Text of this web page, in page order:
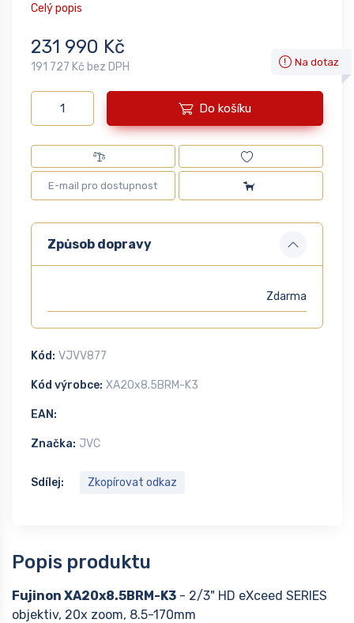
Celý popis
231 990 Kč
191 727 Kč bez DPH Na dotaz
Do košíku
Způsob dopravy
Zdarma
Kód: VJVV877
Kód výrobce: XA20x8.5BRM-K3
EAN:
Značka: JVC
Sdílej: Zkopírovat odkaz
Popis produktu
Fujinon XA20x8.5BRM-K3 - 2/3" HD eXceed SERIES
objektiv, 20x zoom, 8.5-170mm